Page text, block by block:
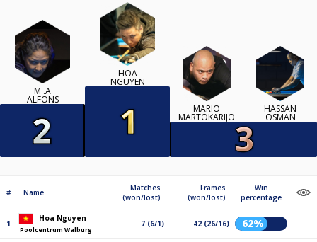
M .A
ALFONS
HOA
NGUYEN
MARIO
MARTOKARIJO
HASSAN
OSMAN
# Name
Matches
(won/lost)
Frames
(won/lost)
Win
percentage
1
Hoa Nguyen
Poolcentrum Walburg
7 (6/1) 42 (26/16) 62%